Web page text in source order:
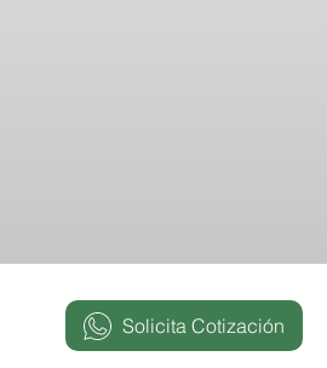
Solicita Cotización